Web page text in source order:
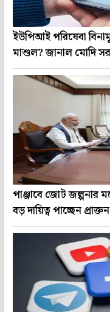
ইউপিআই পরিষেবা
মাশুল? জানাল মোদি
পাঞ্জাবে জোট জল্পনার
বড় দায়িত্ব পাচ্ছেন